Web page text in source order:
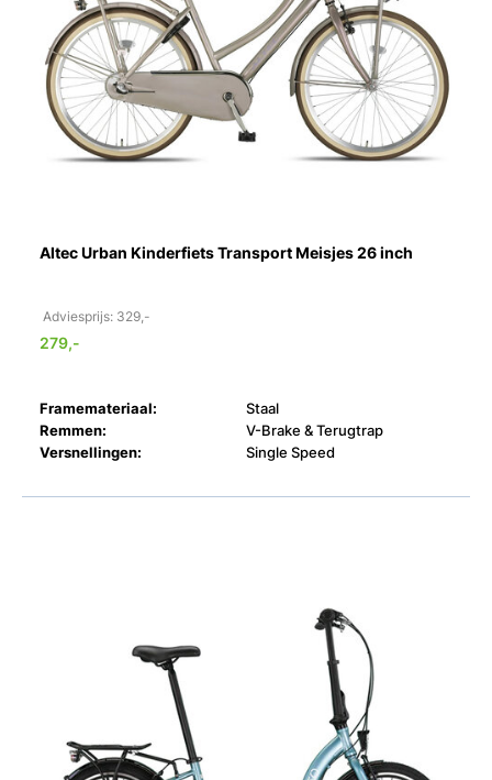
Altec Urban Kinderfiets Transport Meisjes 26 inch
Adviesprijs: 329,-
279,-
Framemateriaal:
Staal
Remmen:
V-Brake & Terugtrap
Versnellingen:
Single Speed